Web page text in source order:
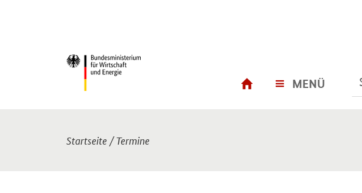
MENÜ
Sie sind hier:
Startseite /Termine